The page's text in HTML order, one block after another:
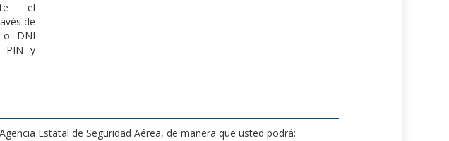
el
de
o DNI
PIN y
Estatal de Seguridad Aérea, de manera que usted podrá: